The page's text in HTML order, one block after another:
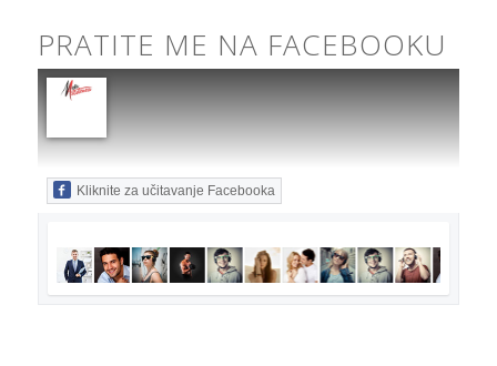
PRATITE ME NA FACEBOOKU
Kliknite za učitavanje Facebooka